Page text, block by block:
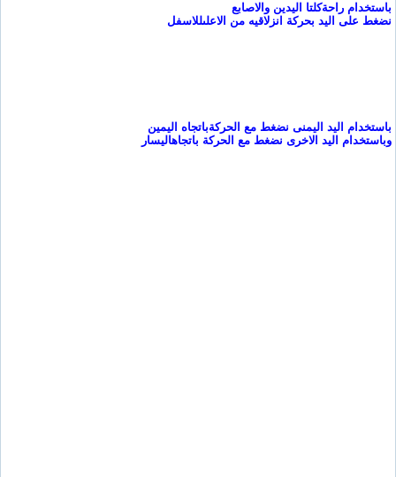
باستخدام راحةكلتا اليدين والاصابع
نضغط على اليد بحركة انزلاقيه من الاعلىللاسفل
باستخدام اليد اليمنى نضغط مع الحركةباتجاه اليمين
وباستخدام اليد الاخرى نضغط مع الحركة باتجاهاليسار